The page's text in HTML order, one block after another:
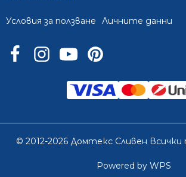
Условия за ползване Личните данни
© 2012-2026 Домтекс Сливен Всички
Powered by WPS